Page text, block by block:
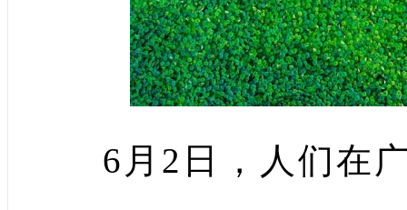
6月2日，人们在广